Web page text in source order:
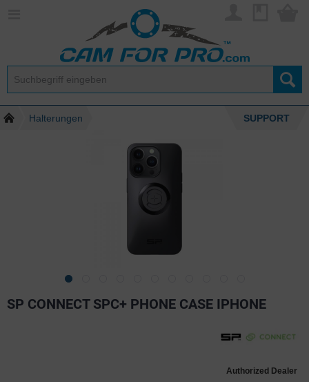
Halterungen SUPPORT
SP CONNECT SPC+ PHONE CASE IPHONE
Authorized Dealer